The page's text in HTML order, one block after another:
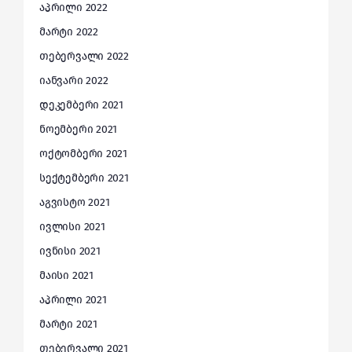
აპრილი 2022
მარტი 2022
თებერვალი 2022
იანვარი 2022
დეკემბერი 2021
ნოემბერი 2021
ოქტომბერი 2021
სექტემბერი 2021
აგვისტო 2021
ივლისი 2021
ივნისი 2021
მაისი 2021
აპრილი 2021
მარტი 2021
თებერვალი 2021